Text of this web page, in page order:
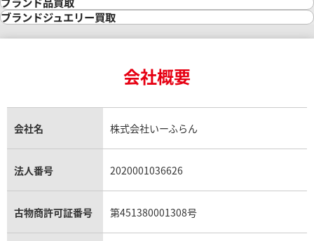
インゴット買取
インゴットの相場価格情報
24金買取
金貨買取
貴金属買取
銀・シルバー買取
パラジウム買取
ダイヤモンド・宝石の参考価格一覧
リング・結婚指輪買取
エメラルド買取
トパーズ買取
タンザナイト買取
キャッツアイ買取
アクアマリン買取
ロレックス買取
ロレックス デイトナ買取
ロレックス サブマリーナー買取
ロレックス エクスプローラー買取
ロレックス デイトジャスト買取
パテック フィリップノーチラス買取
ヴァシュロン・コンスタンタン買取
オメガ買取
ブランド買取
シャネル マトラッセ買取
セリーヌ買取
プラダ買取
ブランドジュエリー買取
ヴァンクリーフ＆アーペル買取
ショーメ買取
ダミアーニ買取
モーブッサン買取
会社概要
会社名 株式会社いーふらん
法人番号 2020001036626
古物商許可証番号 第451380001308号